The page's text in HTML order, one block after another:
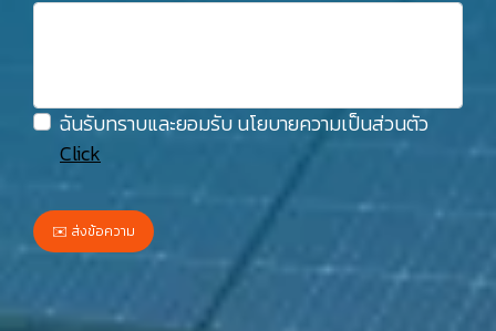
ฉันรับทราบและยอมรับ นโยบายความเป็นส่วนตัว
Click
✉️ ส่งข้อความ